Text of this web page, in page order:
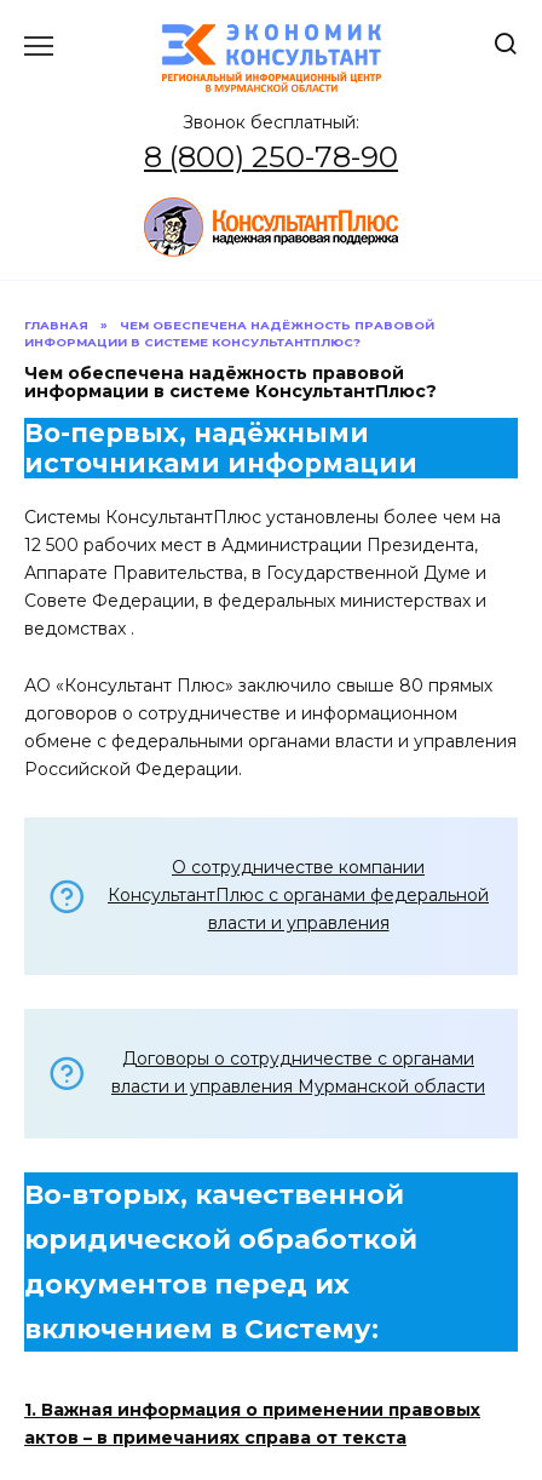
содержанию
Звонок бесплатный:
8 (800) 250-78-90
ГЛАВНАЯ »
ЧЕМ ОБЕСПЕЧЕНА НАДЁЖНОСТЬ ПРАВОВОЙ
ИНФОРМАЦИИ В СИСТЕМЕ КОНСУЛЬТАНТПЛЮС?
Чем обеспечена надёжность правовой
информации в системе КонсультантПлюс?
Во-первых, надёжными
источниками информации
Системы КонсультантПлюс установлены более чем на
12 500 рабочих мест в Администрации Президента,
Аппарате Правительства, в Государственной Думе и
Совете Федерации, в федеральных министерствах и
ведомствах .
АО «Консультант Плюс» заключило свыше 80 прямых
договоров о сотрудничестве и информационном
обмене с федеральными органами власти и управления
Российской Федерации.
О сотрудничестве компании
КонсультантПлюс с органами федеральной
власти и управления
Договоры о сотрудничестве с органами
власти и управления Мурманской области
Во-вторых, качественной
юридической обработкой
документов перед их
включением в Систему:
1. Важная информация о применении правовых
актов – в примечаниях справа от текста